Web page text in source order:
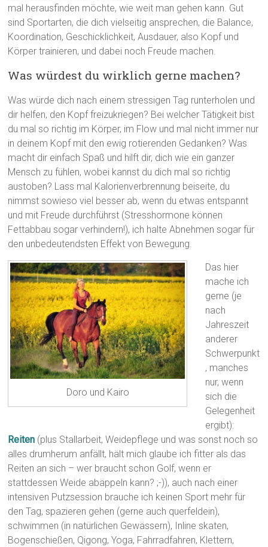
mal herausfinden möchte, wie weit man gehen kann. Gut
sind Sportarten, die dich vielseitig ansprechen, die Balance,
Koordination, Geschicklichkeit, Ausdauer, also Kopf und
Körper trainieren, und dabei noch Freude machen.
Was würdest du wirklich gerne machen?
Was würde dich nach einem stressigen Tag runterholen und
dir helfen, den Kopf freizukriegen? Bei welcher Tätigkeit bist
du mal so richtig im Körper, im Flow und mal nicht immer nur
in deinem Kopf mit den ewig rotierenden Gedanken? Was
macht dir einfach Spaß und hilft dir, dich wie ein ganzer
Mensch zu fühlen, wobei kannst du dich mal so richtig
austoben? Lass mal Kalorienverbrennung beiseite, du
nimmst sowieso viel besser ab, wenn du etwas entspannt
und mit Freude durchführst (Stresshormone können
Fettabbau sogar verhindern!), ich halte Abnehmen sogar für
den unbedeutendsten Effekt von Bewegung.
Doro und Kairo
Das hier
mache ich
gerne (je
nach
Jahreszeit
anderer
Schwerpunkt
, manches
nur, wenn
sich die
Gelegenheit
ergibt):
Reiten (plus Stallarbeit, Weidepflege und was sonst noch so
alles drumherum anfällt, hält mich glaube ich fitter als das
Reiten an sich – wer braucht schon Golf, wenn er
stattdessen Weide abäppeln kann? ;-)), auch nach einer
intensiven Putzsession brauche ich keinen Sport mehr für
den Tag, spazieren gehen (gerne auch querfeldein),
schwimmen (in natürlichen Gewässern), Inline skaten,
Bogenschießen, Qigong, Yoga, Fahrradfahren, Klettern,